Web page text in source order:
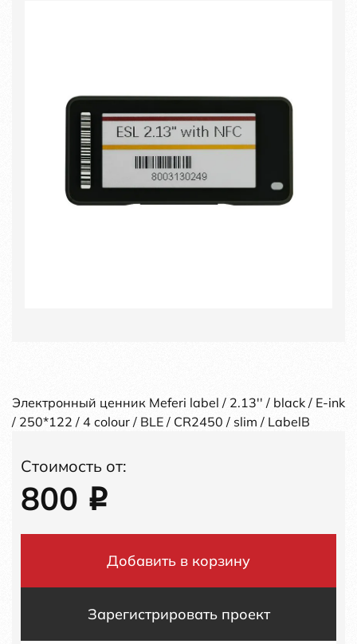
Электронный ценник Meferi label / 2.13'' / black / E-ink
/ 250*122 / 4 colour / BLE / CR2450 / slim / LabelB
Стоимость от:
800 i
Добавить в корзину
Зарегистрировать проект